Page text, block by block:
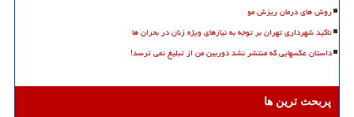
روش های درمان ریزش مو
تاکید شهرداری تهران بر توجه به نیازهای ویژه زنان در بحران ها
داستان عکسهایی که منتشر نشد دوربین من از تبلیغ نمی ترسد!
پربحث ترین ها